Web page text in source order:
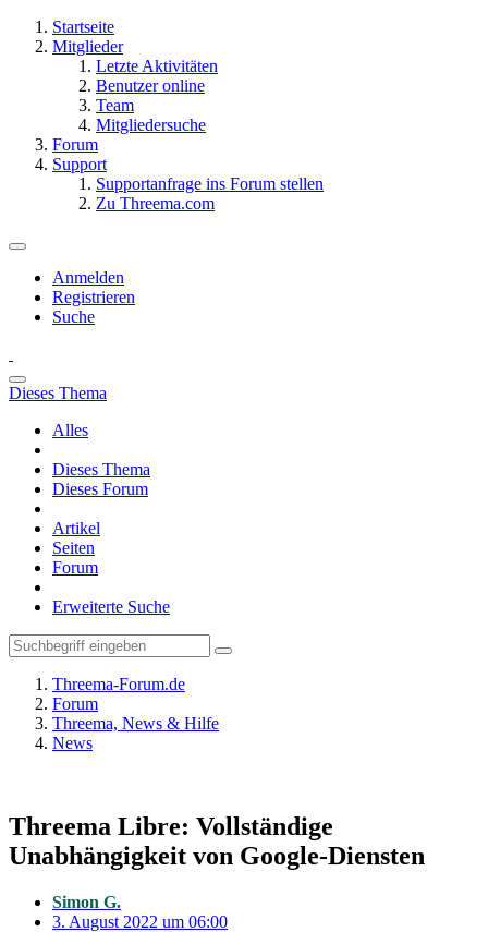
Startseite
Mitglieder
Letzte Aktivitäten
Benutzer online
Team
Mitgliedersuche
Forum
Support
Supportanfrage ins Forum stellen
Zu Threema.com
Anmelden
Registrieren
Suche
Dieses Thema
Alles
Dieses Thema
Dieses Forum
Artikel
Seiten
Forum
Erweiterte Suche
Threema-Forum.de
Forum
Threema, News & Hilfe
News
Threema Libre: Vollständige
Unabhängigkeit von Google-Diensten
Simon G.
3. August 2022 um 06:00